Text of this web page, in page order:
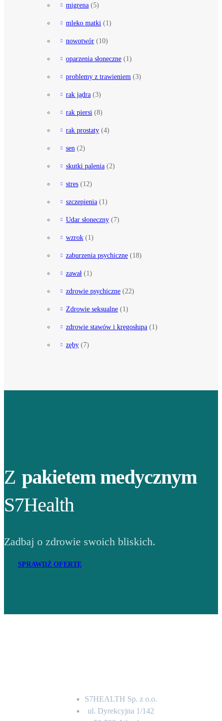
migrena (5)
mleko matki (1)
nowotwór (10)
oparzenia słoneczne (1)
problemy z trawieniem (3)
rak jądra (3)
rak piersi (8)
rak prostaty (4)
sen (2)
skutki palenia (2)
stres (12)
szczepienia (1)
Udar słoneczny (7)
wzrok (1)
zaburzenia psychiczne (18)
zawał (1)
zdrowie psychiczne (22)
Zdrowie seksualne (1)
zdrowie stawów i kręgosłupa (1)
zęby (7)
Z pakietem medycznym
S7Health
Zadbaj o zdrowie swoich bliskich.
SPRAWDŹ OFERTĘ
S7HEALTH Sp. z o.o.
ul. Dyrekcyjna 1/142